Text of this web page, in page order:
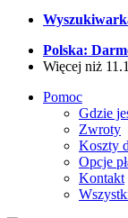
Polska:
Więcej niż
Pomoc
Gdzie
Zwroty
Koszty
Opcje
Kontakt